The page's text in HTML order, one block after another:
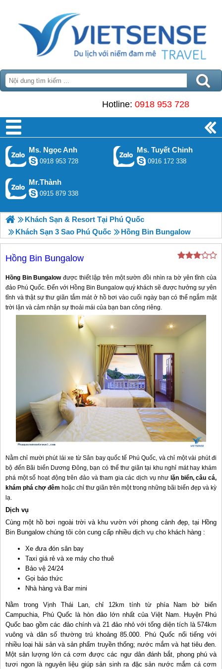
Hotline: 0918 953 728
Ms. Ngọc Anh
0918 953 728
Ms. Tuyết Chinh
0916 172 338
Mr.Thành
0915 879 338
Khách Sạn & Resort Tại Phú Quốc
Khách Sạn 3 Sao Phú Quốc
Hồng Bin Bungalow
Hồng Bin Bungalow
Hồng Bin Bungalowđược thiết lập trên một sườn đồi nhìn ra bờ yên tĩnh của
đảo Phú Quốc. Đến với Hồng Bin Bungalow quý khách sẽ được hưởng sự yên
tĩnh và thật sự thư giãn tắm mát ở hồ bơi vào cuối ngày bạn có thể ngắm mặt
trời lặn và cảm nhận sự thoải mái của bạn ban công riêng.
Nằm chỉ mười phút lái xe từ Sân bay quốc tế Phú Quốc, và chỉ một vài phút đi
bộ đến Bãi biển Dương Đông, bạn có thể thư giãn tại khu nghỉ mát hay khám
phá một số hoạt động trên đảo và tham gia các dịch vụ như lặn biển, câu cá,
khám phá chợ đêm hoặc chỉ thư giãn trên một trong những bãi biển đẹp và kỳ
lạ.
Dịch vụ
Cùng một hồ bơi ngoài trời và khu vườn với phong cảnh đẹp, tại Hồng
Bin Bungalow chúng tôi còn cung cấp nhiều dịch vụ cho khách hàng :
Xe đưa đón sân bay
Taxi giá rẻ và xe máy cho thuê
Bảo vệ 24/24
Gọi báo thức
Nhà hàng và Bar mini
Nằm trong Vịnh Thái Lan, chỉ 12km tính từ phía Nam bờ biển
Campuchia, Phú Quốc là hòn đảo lớn nhất của Việt Nam. Huyện Phú
Quốc bao gồm các đảo chính và 21 đảo nhỏ với tổng diện tích là 574km
vuông và dân số thường trú khoảng 85.000. Phú Quốc nổi tiếng với
nhiều loại hải sản và sản phẩm truyền thống; nước mắm và hạt tiêu đen.
Một sản lượng lớn cá cơm được các ngư dân đánh bắt, phong phú và
tươi ngon là nguyên liệu giúp sản sinh ra đặc sản nước mắm cá cơm